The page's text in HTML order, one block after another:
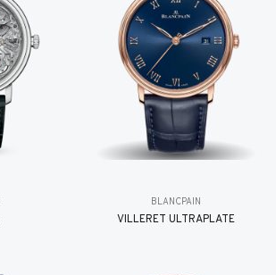
BLANCPAIN
VILLERET ULTRAPLATE